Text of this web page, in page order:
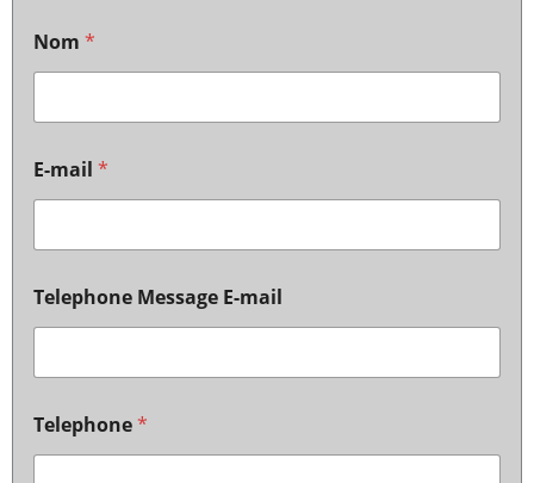
Nom *
E-mail *
Telephone Message E-mail
Telephone*